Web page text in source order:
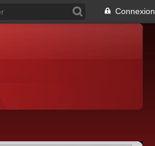
Connexion